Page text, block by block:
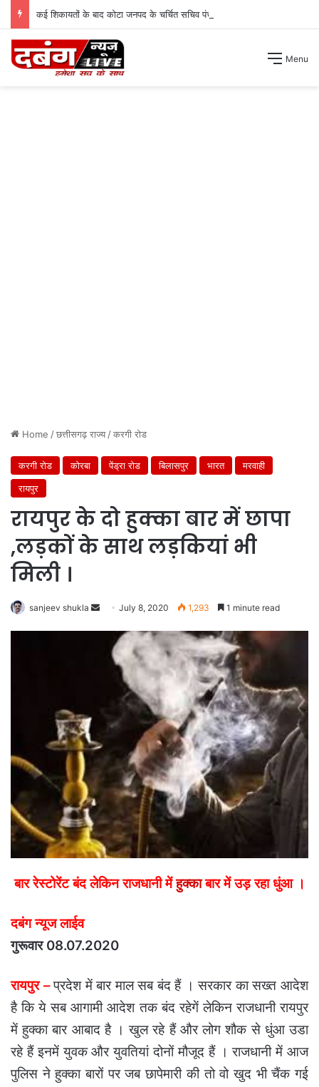
कई शिकायतों के बाद कोटा जनपद के चर्चित सचिव पंचायत से हटाए गए ।
Menu
Home /छत्तीसगढ़ राज्य/करगी रोड
करगी रोड कोरबा पेंड्रा रोड बिलासपुर भारत
मरवाही
रायपुर
रायपुर के दो हुक्का बार में छापा
,लड़कों के साथ लड़कियां भी
मिली ।
sanjeev shukla
Send
email
July 8, 2020 1,293 1 minute read
बार रेस्टोरेंट बंद लेकिन राजधानी मेंहुक्काबार में उड़ रहा धुंआ ।
दबंग न्यूज लाईव
गुरूवार 08.07.2020
रायपुर –प्रदेश में बार माल सब बंद हैं । सरकार का सख्त आदेश
है कि ये सब आगामी आदेश तक बंद रहेगें लेकिन राजधानी रायपुर
में हुक्का बार आबाद है । खुल रहे हैं और लोग शौक से धुंआ उडा
रहे हैं इनमें युवक और युवतियां दोनों मौजूद हैं । राजधानी में आज
पुलिस ने हुक्का बारों पर जब छापेमारी की तो वो खुद भी चैंक गई